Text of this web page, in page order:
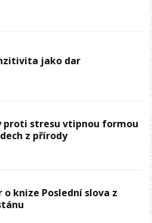
jako dar
proti stresu vtipnou formou
z přírody
o knize Poslední slova z